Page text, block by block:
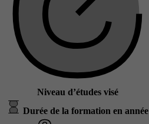
Niveau d’études visé
Durée de la formation en année